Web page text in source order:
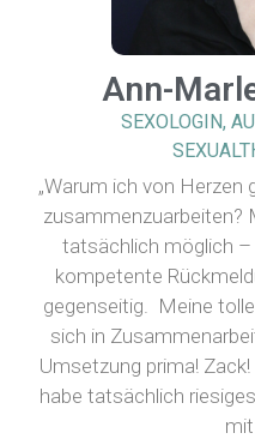
Ann-
SEXOLOGIN,
„Warum ich von Herzen
zusammenzuarbeiten?
tatsächlich möglich
kompetente
gegenseitig. Meine
sich in
Umsetzung prima!
habe tatsächlich
mit